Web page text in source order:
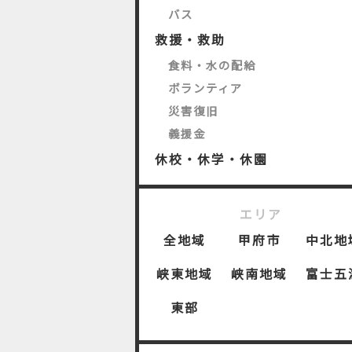
バス
救援・救助
食料・水の配給
ボランティア
災害復旧
義援金
休校・休学・休園
エリア
全地域
甲府市
中北地
峡東地域
峡南地域
富士五
東部